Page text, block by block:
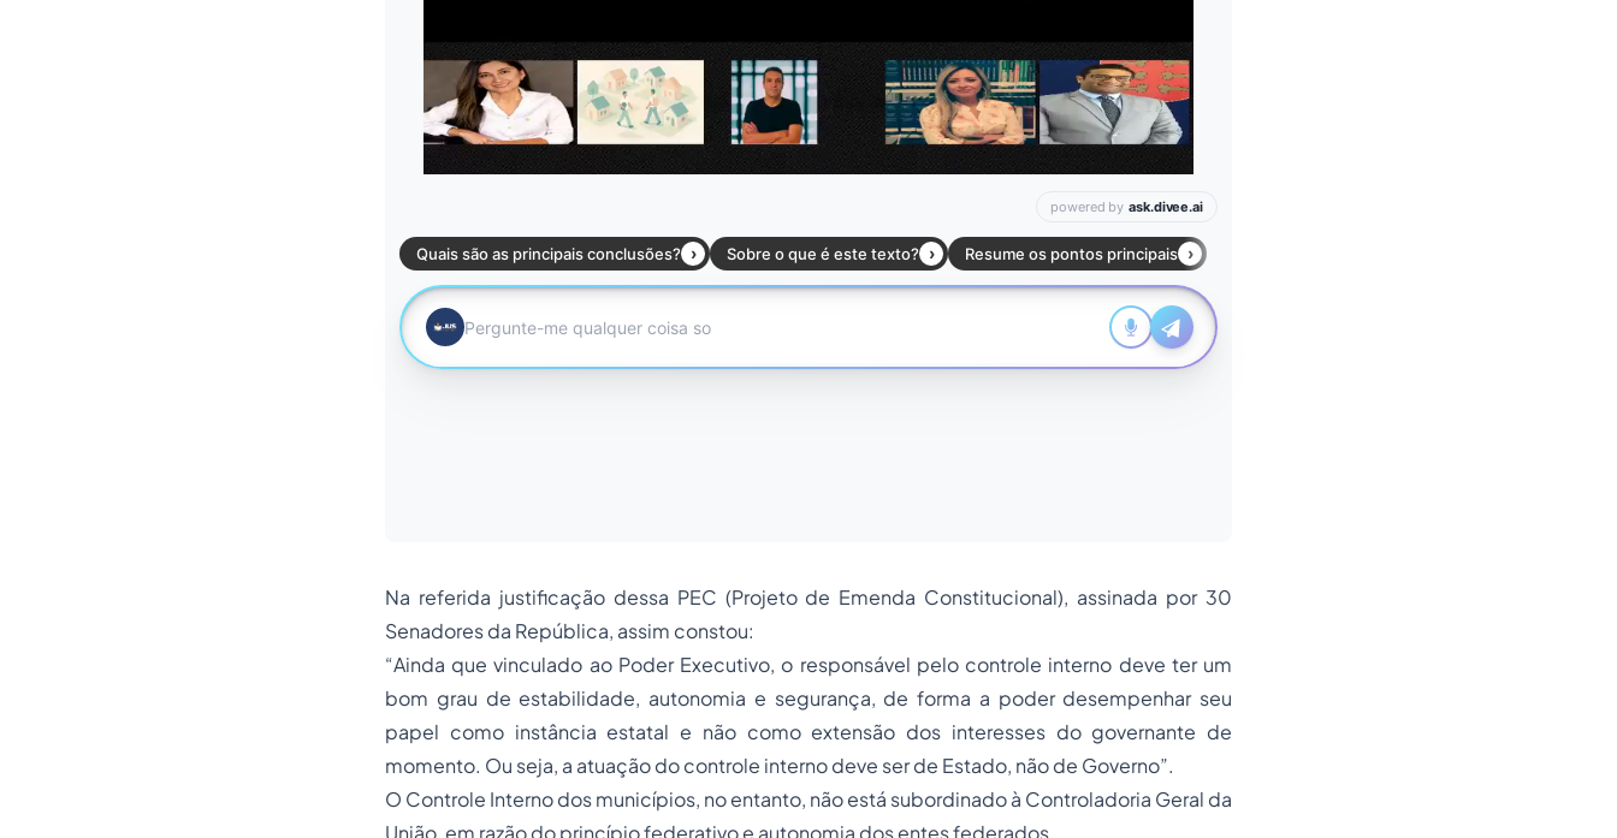
Na referida justificação dessa PEC (Projeto de Emenda Constitucional), assinada por 30
Senadores da República, assim constou:
“Ainda que vinculado ao Poder Executivo, o responsável pelo controle interno deve ter um
bom grau de estabilidade, autonomia e segurança, de forma a poder desempenhar seu
papel como instância estatal e não como extensão dos interesses do governante de
momento. Ou seja, a atuação do controle interno deve ser de Estado, não de Governo”.
O Controle Interno dos municípios, no entanto, não está subordinado à Controladoria Geral da
União, em razão do princípio federativo e autonomia dos entes federados.